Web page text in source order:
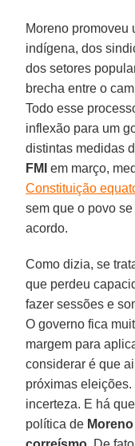
Moreno promoveu
indígena, dos
dos setores
brecha entre o
Todo esse
inflexão para um
distintas medidas
FMI em março,
Constituição
sem que o povo
acordo.
Como dizia, se
que perdeu
fazer sessões e
O governo fica
margem para
considerar é que
próximas
incerteza. E há
política de Moreno